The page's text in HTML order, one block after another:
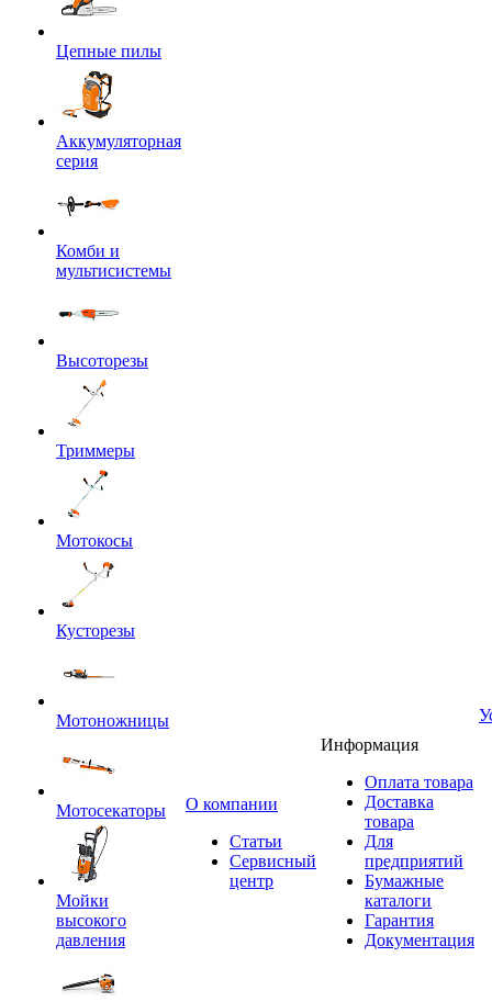
Цепные пилы
Аккумуляторная
серия
Комби и
мультисистемы
Высоторезы
Триммеры
Мотокосы
Кусторезы
Мотоножницы
Мотосекаторы
Мойки
высокого
давления
O компании
Статьи
Сервисный
центр
Информация
Оплата товара
Доставка
товара
Для
предприятий
Бумажные
каталоги
Гарантия
Документация